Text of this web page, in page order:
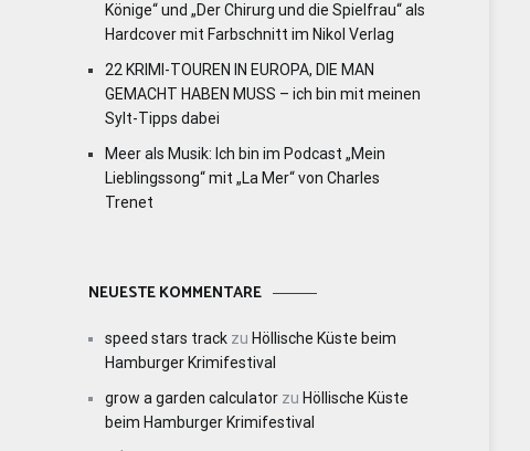
Könige“ und „Der Chirurg und die Spielfrau“ als
Hardcover mit Farbschnitt im Nikol Verlag
22 KRIMI-TOUREN IN EUROPA, DIE MAN
GEMACHT HABEN MUSS – ich bin mit meinen
Sylt-Tipps dabei
Meer als Musik: Ich bin im Podcast „Mein
Lieblingssong“ mit „La Mer“ von Charles
Trenet
NEUESTE KOMMENTARE
speed stars track zu Höllische Küste beim
Hamburger Krimifestival
grow a garden calculator zu Höllische Küste
beim Hamburger Krimifestival